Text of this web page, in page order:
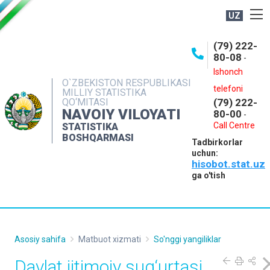
UZ
O`ZBEKISTON RESPUBLIKASI
MILLIY STATISTIKA
QO‘MITASI
NAVOIY VILOYATI
STATISTIKA
BOSHQARMASI
(79) 222-
80-08 -
Ishonch
telefoni
(79) 222-
80-00 -
Call Centre
Tadbirkorlar
uchun:
hisobot.stat.uz
ga o'tish
OCHIQ MA'LUMOTLAR
INTERAKTIV XIZMATLAR
MUROJAATLAR
Asosiy sahifa Matbuot xizmati So'nggi yangiliklar